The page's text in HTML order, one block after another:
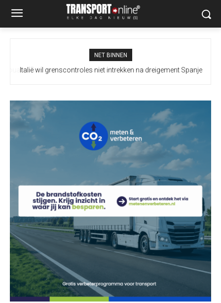
NET BINNEN
Italië wil grenscontroles niet intrekken na dreigement Spanje